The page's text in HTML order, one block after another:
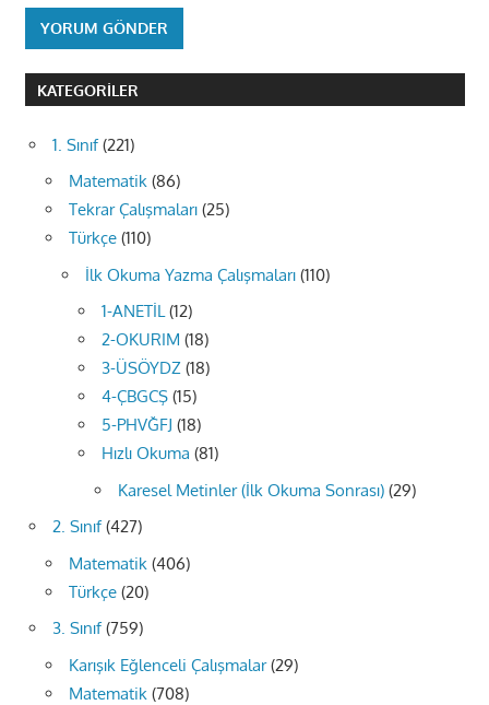
KATEGORILER
1. Sınıf(221)
Matematik (86)
Tekrar Çalışmaları (25)
Türkçe (110)
İlk Okuma Yazma Çalışmaları (110)
1-ANETİL(12)
2-OKURIM (18)
3-ÜSÖYDZ (18)
4-ÇBGCŞ (15)
5-PHVĞFJ (18)
Hızlı Okuma (81)
Karesel Metinler (İlk Okuma Sonrası) (29)
2. Sınıf(427)
Matematik (406)
Türkçe (20)
3. Sınıf(759)
Karışık Eğlenceli Çalışmalar(29)
Matematik (708)